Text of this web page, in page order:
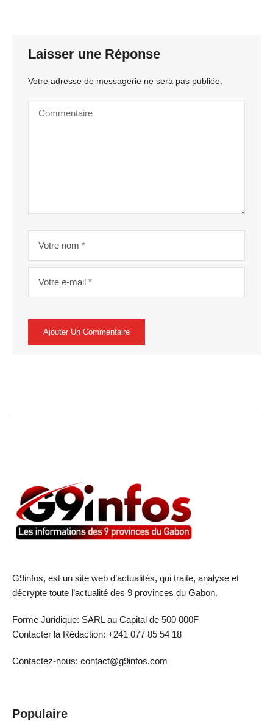
Laisser une Réponse
Votre adresse de messagerie ne sera pas publiée.
G9infos, est un site web d’actualités, qui traite, analyse et
décrypte toute l’actualité des 9 provinces du Gabon.
Forme Juridique: SARL au Capital de 500 000F
Contacter la Rédaction: +241 077 85 54 18
Contactez-nous: contact@g9infos.com
Populaire